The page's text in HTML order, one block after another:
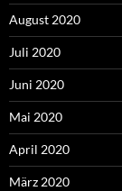
August 2020
Juli 2020
Juni 2020
Mai 2020
April 2020
März 2020